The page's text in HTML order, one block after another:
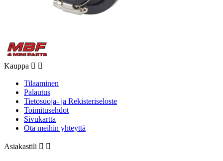
Kauppa  
Tilaaminen
Palautus
Tietosuoja- ja Rekisteriseloste
Toimitusehdot
Sivukartta
Ota meihin yhteyttä
Asiakastili  